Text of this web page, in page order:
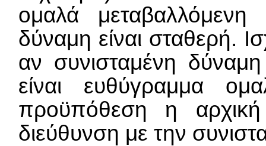
ομαλά
δύναμη είναι σταθερή.
αν συνισταμένη
είναι ευθύγραμμα
προϋπόθεση η αρχική
διεύθυνση με την